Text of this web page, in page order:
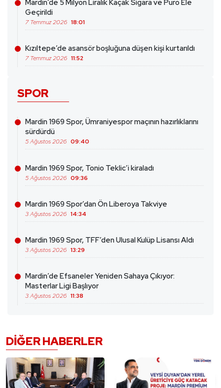
Mardin’de 5 Milyon Liralık Kaçak Sigara ve Puro Ele
Geçirildi
7 Temmuz 2026 18:01
Kızıltepe’de asansör boşluğuna düşen kişi kurtarıldı
7 Temmuz 2026 11:52
SPOR
Mardin 1969 Spor, Ümraniyespor maçının hazırlıklarını
sürdürdü
5 Ağustos 2026 09:40
Mardin 1969 Spor, Tonio Teklic’i kiraladı
5 Ağustos 2026 09:36
Mardin 1969 Spor’dan Ön Liberoya Takviye
3 Ağustos 2026 14:34
Mardin 1969 Spor, TFF’den Ulusal Kulüp Lisansı Aldı
3 Ağustos 2026 13:29
Mardin’de Efsaneler Yeniden Sahaya Çıkıyor:
Masterlar Ligi Başlıyor
3 Ağustos 2026 11:38
DIĞER HABERLER